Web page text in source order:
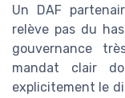
Un DAF
relève pas du
gouvernance
mandat clair
explicitement le